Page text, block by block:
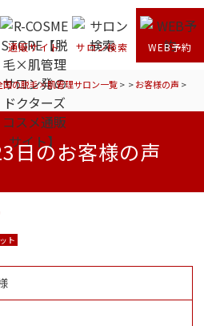
通販サイト サロン検索 WEB予約
国の脱毛×肌管理サロン一覧> >お客様の声 >
日のお客様の声
ト